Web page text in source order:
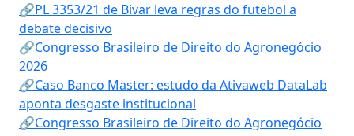
🔗PL 3353/21 de Bivar leva regras do futebol a
debate decisivo
🔗Congresso Brasileiro de Direito do Agronegócio
2026
🔗Caso Banco Master: estudo da Ativaweb DataLab
aponta desgaste institucional
🔗Congresso Brasileiro de Direito do Agronegócio